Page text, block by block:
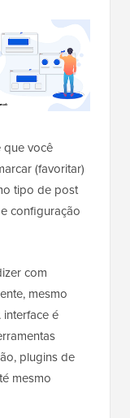
que você
(favoritar)
tipo de post
configuração
com
mesmo
é
plugins de
mesmo